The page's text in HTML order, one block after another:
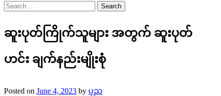
Search
for:
ဆူးပုတ်ကြိုက်သူများ အတွက် ဆူးပုတ်
ဟင်း ချက်နည်းမျိုးစုံ
Posted on June 4, 2023 by ပုည